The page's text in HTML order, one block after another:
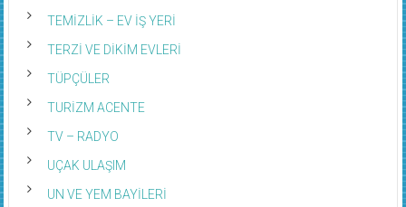
TEMİZLİK – EV İŞ YERİ
TERZİ VE DİKİM EVLERİ
TÜPÇÜLER
TURİZM ACENTE
TV – RADYO
UÇAK ULAŞIM
UN VE YEM BAYİLERİ